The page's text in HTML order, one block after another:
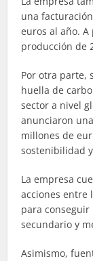
una
euros al año.
producción de
Por otra parte,
huella de
sector a nivel
anunciaron
millones de
sostenibilidad
La empresa
acciones entre
para
secundario y
Asimismo,